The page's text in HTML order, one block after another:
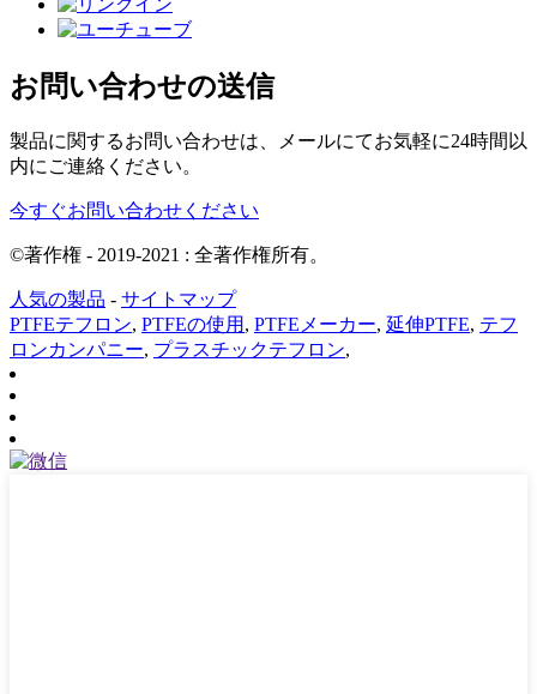
お問い合わせの送信
製品に関するお問い合わせは、メールにてお気軽に24時間以
内にご連絡ください。
今すぐお問い合わせください
©著作権 - 2019-2021 : 全著作権所有。
人気の製品 - サイトマップ
PTFEテフロン, PTFEの使用 , PTFEメーカー, 延伸PTFE, テフ
ロンカンパニー, プラスチックテフロン,